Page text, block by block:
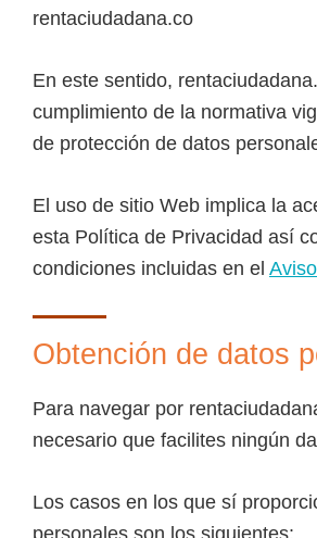
rentaciudadana.co
En este sentido,
cumplimiento de la normativa
de protección de datos
El uso de sitio Web implica la
esta Política de Privacidad así
condiciones incluidas en el
Obtención de datos
Para navegar por
necesario que facilites ningún
Los casos en los que sí